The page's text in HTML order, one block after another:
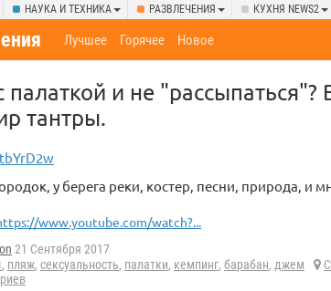
НАУКА И ТЕХНИКА РАЗВЛЕЧЕНИЯ КУХНЯ NEWS2
Лучшее Горячее Новое
палаткой и не
тантры.
у берега реки, костер, песни, природа, и
www.youtube.com/watch?...
21 Сентября 2017
, пляж, сексуальность, палатки, кемпинг, барабан, джем